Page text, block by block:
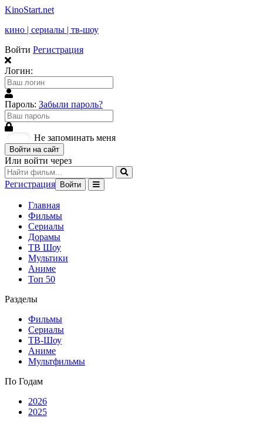
KinoStart.net
кино | сериалы | тв-шоу
Войти Регистрация
Логин:
Пароль: Забыли пароль?
Не запоминать меня
Войти на сайт
Или войти через
Регистрация Войти
Главная
Фильмы
Сериалы
Дорамы
ТВ Шоу
Мультики
Аниме
Топ 50
Разделы
Фильмы
Сериалы
ТВ-Шоу
Аниме
Мультфильмы
По Годам
2026
2025